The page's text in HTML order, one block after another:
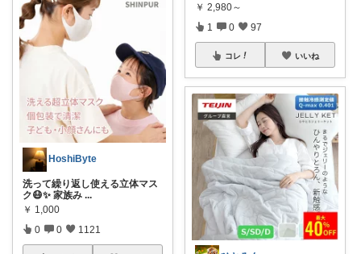
HoshiByte
洗って繰り返し使える立体マス
ク😷✨ 家族み ...
￥ 1,000
0 0 1121
￥ 2,980～
1 0 97
コレ いいね